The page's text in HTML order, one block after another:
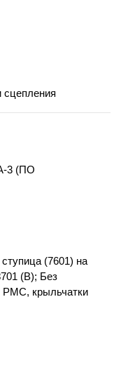
3 (ПО
(7601) на
(В); Без
РМС, крыльчатки